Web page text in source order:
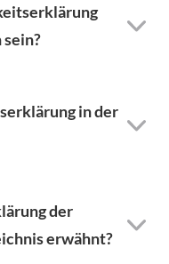
in der
der
erwähnt?